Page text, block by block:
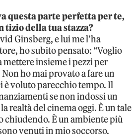
questa parte perfetta per te,
tizio della tua stazza?
Ginsberg, e lui me l’ha
ho subito pensato: “Voglio
insieme i pezzi per
ho mai provato a fare un
è voluto parecchio tempo. Il
se non indossi un
realtà del cinema oggi. È un tale
chiudendo. È un ambiente più
venuti in mio soccorso.